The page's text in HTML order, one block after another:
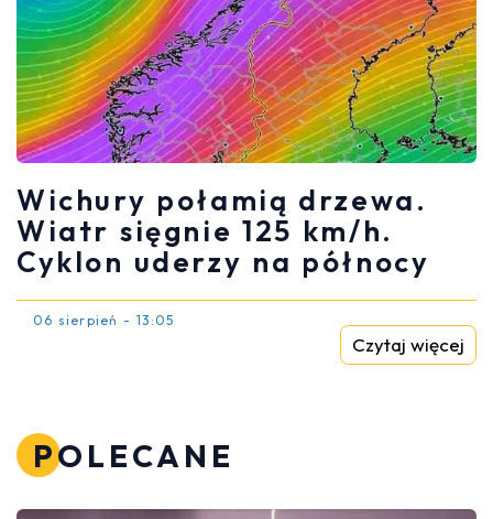
Wichury połamią drzewa.
Wiatr sięgnie 125 km/h.
Cyklon uderzy na północy
06 sierpień - 13:05
Czytaj więcej
POLECANE